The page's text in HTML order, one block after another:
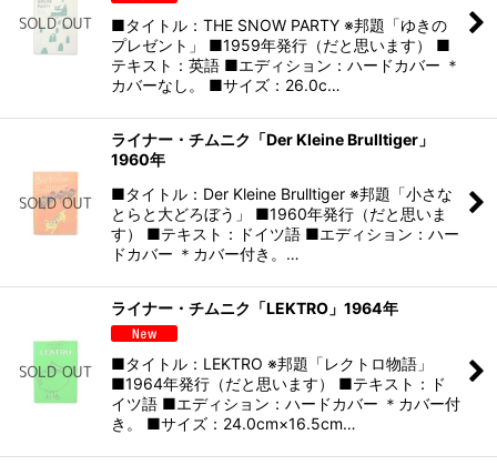
■タイトル：THE SNOW PARTY ※邦題「ゆきの
プレゼント」 ■1959年発行（だと思います） ■
テキスト：英語 ■エディション：ハードカバー ＊
カバーなし。 ■サイズ：26.0c…
ライナー・チムニク「Der Kleine Brulltiger」
1960年
■タイトル：Der Kleine Brulltiger ※邦題「小さな
とらと大どろぼう」 ■1960年発行（だと思いま
す） ■テキスト：ドイツ語 ■エディション：ハー
ドカバー ＊カバー付き。…
ライナー・チムニク「LEKTRO」1964年
■タイトル：LEKTRO ※邦題「レクトロ物語」
■1964年発行（だと思います） ■テキスト：ド
イツ語 ■エディション：ハードカバー ＊カバー付
き。 ■サイズ：24.0cm×16.5cm…